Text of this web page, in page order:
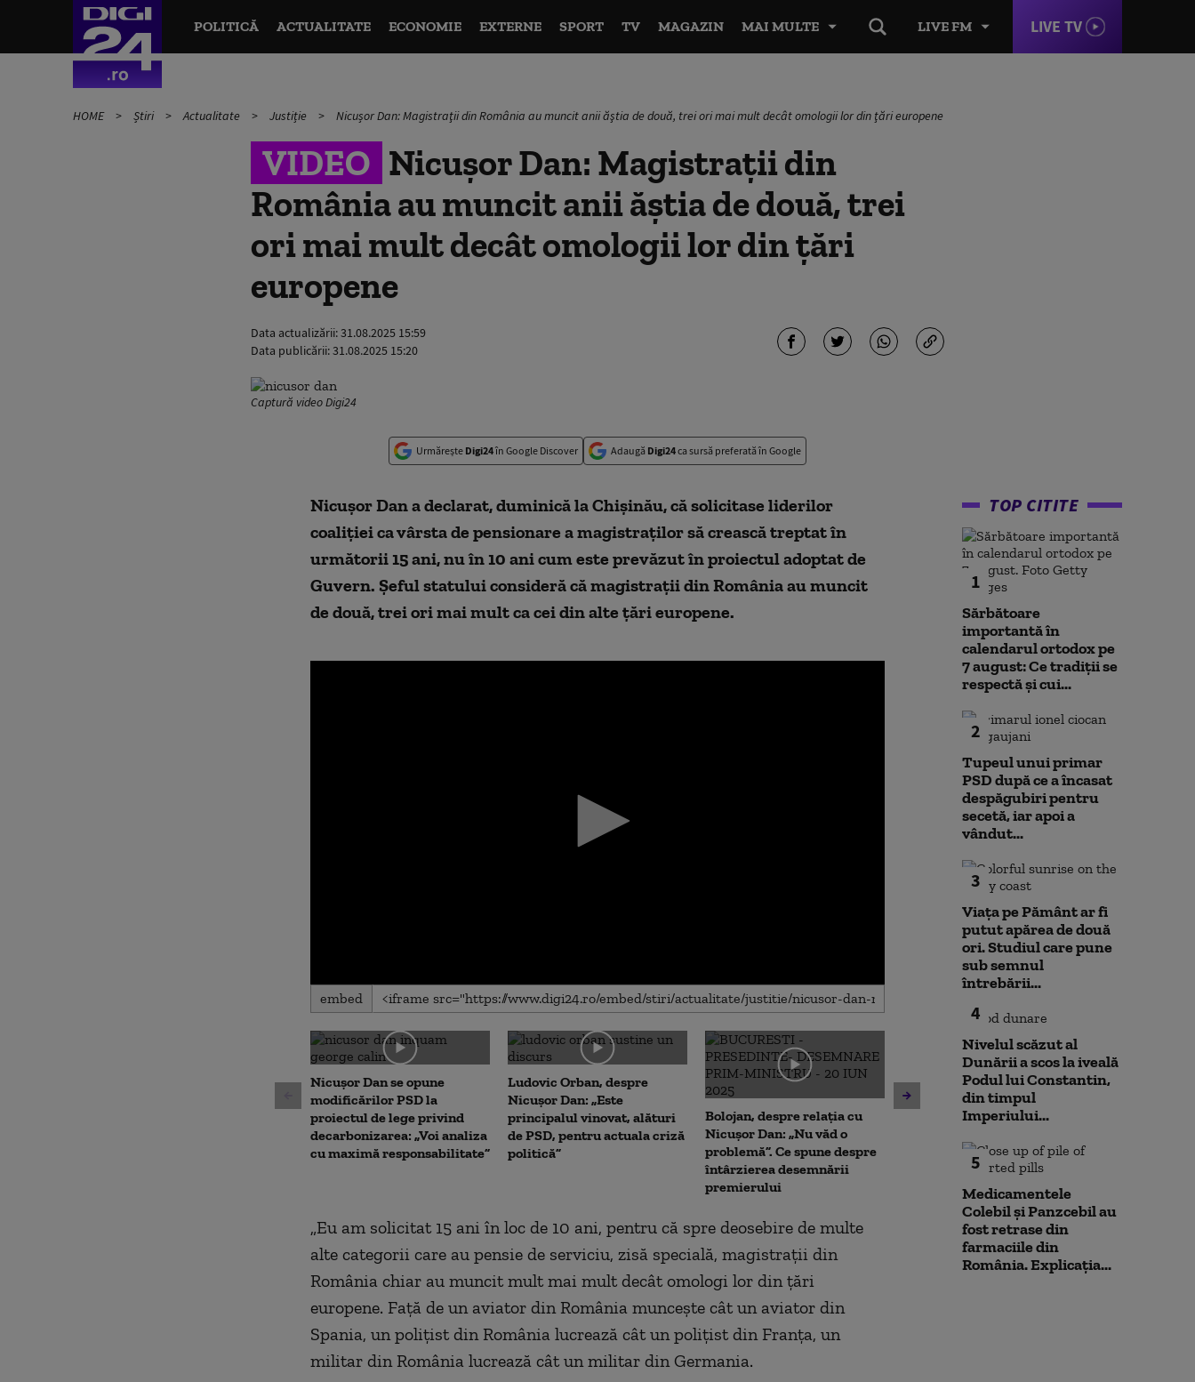
LIVE FM LIVE TV
POLITICĂ ACTUALITATE ECONOMIE EXTERNE SPORT TV MAGAZIN MAI MULTE
HOME Știri Actualitate Justiție Nicușor Dan: Magistraţii din România au muncit anii ăştia de două, trei ori mai mult decât omologii lor din ţări europene
VIDEO Nicușor Dan: Magistraţii din
România au muncit anii ăştia de două, trei
ori mai mult decât omologii lor din ţări
europene
Data actualizării:31.08.2025 15:59
Data publicării:31.08.2025 15:20
Captură video Digi24
Urmărește Digi24în Google Discover Adaugă Digi24ca sursă preferată în Google
Nicușor Dan a declarat, duminică la Chișinău, că solicitase liderilor
coaliției ca vârsta de pensionare a magistraților să crească treptat în
următorii 15 ani, nu în 10 ani cum este prevăzut în proiectul adoptat de
Guvern. Șeful statului consideră că magistrații din România au muncit
de două, trei ori mai mult ca cei din alte țări europene.
0
seconds
0
secondsVolume
90%
embed
Nicușor Dan se opune
modificărilor PSD la
proiectul de lege privind
decarbonizarea: „Voi analiza
cu maximă responsabilitate”
Ludovic Orban, despre
Nicușor Dan: „Este
principalul vinovat, alături
de PSD, pentru actuala criză
politică”
Bolojan, despre relația cu
Nicușor Dan: „Nu văd o
problemă”. Ce spune despre
întârzierea desemnării
premierului
Emil Boc, primarul Clujului,
prezintă leacul pentru
mahmureală după o noapte
de festival: „Uitați de cafea”
„Eu am solicitat 15 ani în loc de 10 ani, pentru că spre deosebire de multe
alte categorii care au pensie de serviciu, zisă specială, magistrații din
România chiar au muncit mult mai mult decât omologi lor din țări
europene. Față de un aviator din România muncește cât un aviator din
Spania, un polițist din România lucrează cât un polițist din Franța, un
militar din România lucrează cât un militar din Germania.
TOP CITITE
1
Sărbătoare
importantă în
calendarul ortodox pe
7 august: Ce tradiții se
respectă și cui...
2
Tupeul unui primar
PSD după ce a încasat
despăgubiri pentru
secetă, iar apoi a
vândut...
3
Viața pe Pământ ar fi
putut apărea de două
ori. Studiul care pune
sub semnul
întrebării...
4
Nivelul scăzut al
Dunării a scos la iveală
Podul lui Constantin,
din timpul
Imperiului...
5
Medicamentele
Colebil și Panzcebil au
fost retrase din
farmaciile din
România. Explicația...